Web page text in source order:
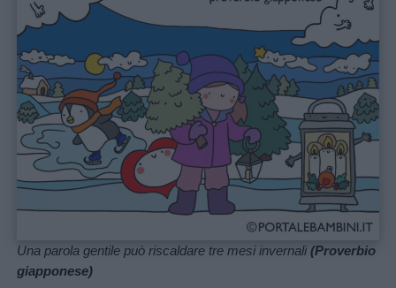
Una parola gentile può riscaldare tre mesi invernali(Proverbio
giapponese)